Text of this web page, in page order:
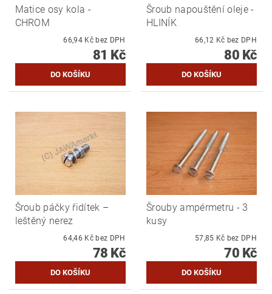
Matice osy kola -
CHROM
66,94 Kč bez DPH
81 Kč
Šroub napouštění oleje -
HLINÍK
66,12 Kč bez DPH
80 Kč
Šroub páčky řidítek –
leštěný nerez
64,46 Kč bez DPH
78 Kč
Šrouby ampérmetru - 3
kusy
57,85 Kč bez DPH
70 Kč